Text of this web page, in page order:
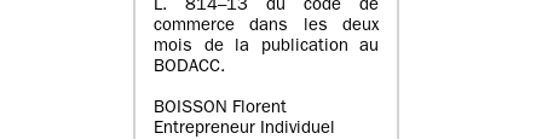
L. 814–13 du code de
commerce dans les deux
mois de la publication au
BODACC.
BOISSON Florent
Entrepreneur Individuel